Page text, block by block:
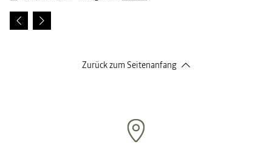
Zurück zum Seitenanfang